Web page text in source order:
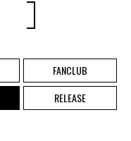
FANCLUB
RELEASE